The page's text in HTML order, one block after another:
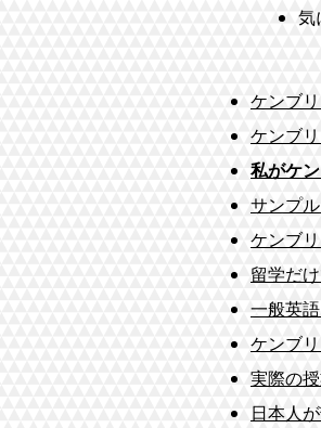
気
ケンブ
ケンブ
私がケ
サンプ
ケンブ
留学だ
一般英
ケンブ
実際の
日本人